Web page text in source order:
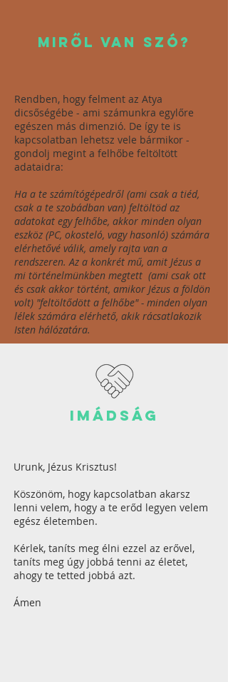
MIRŐL VAn szó?
Rendben, hogy felment az Atya
dicsőségébe - ami számunkra egylőre
egészen más dimenzió. De így te is
kapcsolatban lehetsz vele bármikor -
gondolj megint a felhőbe feltöltött
adataidra:
Ha a te számítógépedről (ami csak a tiéd,
csak a te szobádban van) feltöltöd az
adatokat egy felhőbe, akkor minden olyan
eszköz (PC, okosteló, vagy hasonló) számára
elérhetővé válik, amely rajta van a
rendszeren. Az a konkrét mű, amit Jézus a
mi történelmünkben megtett (ami csak ott
és csak akkor történt, amikor Jézus a földön
volt) "feltöltődött a felhőbe" - minden olyan
lélek számára elérhető, akik rácsatlakozik
Isten hálózatára.
imádság
Urunk, Jézus Krisztus!
Köszönöm, hogy kapcsolatban akarsz
lenni velem, hogy a te erőd legyen velem
egész életemben.
Kérlek, taníts meg élni ezzel az erővel,
taníts meg úgy jobbá tenni az életet,
ahogy te tetted jobbá azt.
Ámen